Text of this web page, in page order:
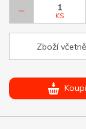
KS
Zboží